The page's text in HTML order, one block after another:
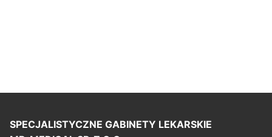
SPECJALISTYCZNE GABINETY LEKARSKIE